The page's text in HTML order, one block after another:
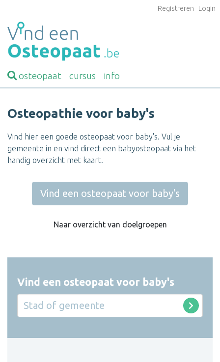
Registreren Login
osteopaat cursus info
Osteopathie voor baby's
Vind hier een goede osteopaat voor baby's. Vul je
gemeente in en vind direct een babyosteopaat via het
handig overzicht met kaart.
Vind een osteopaat voor baby's
Naar overzicht van doelgroepen
Vind een osteopaat voor baby's